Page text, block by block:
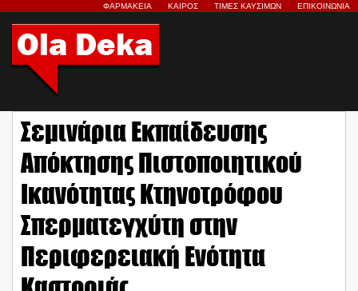
ΦΑΡΜΑΚΕΙΑ ΚΑΙΡΟΣ ΤΙΜΕΣ ΚΑΥΣΙΜΩΝ ΕΠΙΚΟΙΝΩΝΙΑ
Σεμινάρια Εκπαίδευσης
Απόκτησης Πιστοποιητικού
Ικανότητας Κτηνοτρόφου
Σπερματεγχύτη στην
Περιφερειακή Ενότητα